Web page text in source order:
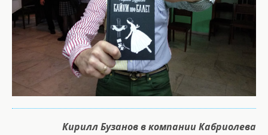
Кирилл Бузанов в компании Кабриолева